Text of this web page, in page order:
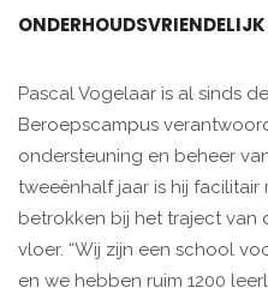
ONDERHOUDSVRIENDELIJK
Pascal Vogelaar is al sinds
Beroepscampus
ondersteuning en beheer
tweeënhalf jaar is hij facilitair
betrokken bij het traject van
vloer. “Wij zijn een school
en we hebben ruim 1200